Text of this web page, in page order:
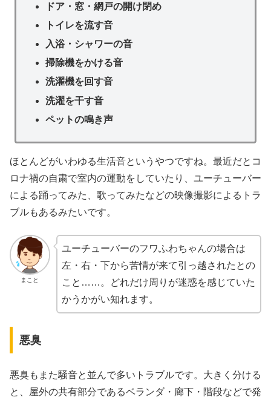
ドア・窓・網戸の開け閉め
トイレを流す音
入浴・シャワーの音
掃除機をかける音
洗濯機を回す音
洗濯を干す音
ペットの鳴き声
ほとんどがいわゆる生活音というやつですね。最近だとコ
ロナ禍の自粛で室内の運動をしていたり、ユーチューバー
による踊ってみた、歌ってみたなどの映像撮影によるトラ
ブルもあるみたいです。
まこと
ユーチューバーのフワふわちゃんの場合は
左・右・下から苦情が来て引っ越されたとの
こと……。どれだけ周りが迷惑を感じていた
かうかがい知れます。
悪臭
悪臭もまた騒音と並んで多いトラブルです。大きく分ける
と、屋外の共有部分であるベランダ・廊下・階段などで発